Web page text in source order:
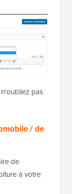
pas
/ de
de
à votre